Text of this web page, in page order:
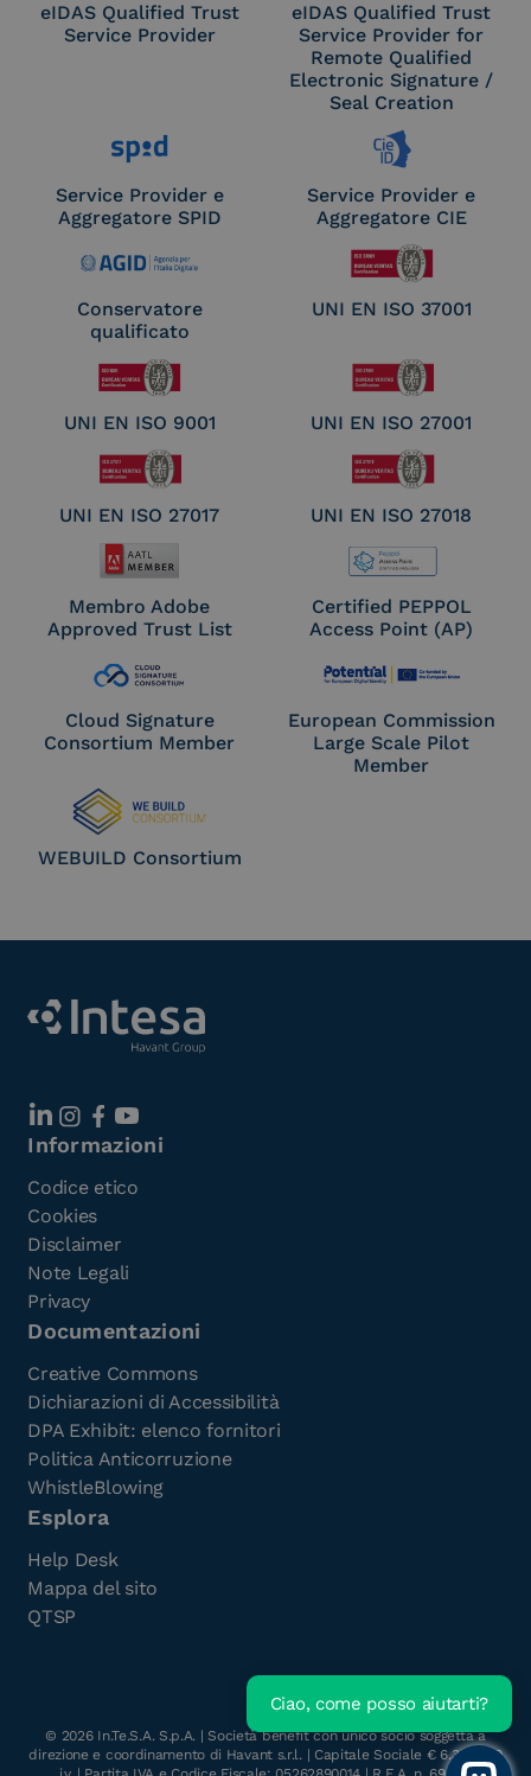
eIDAS Qualified Trust
Service Provider
eIDAS Qualified Trust
Service Provider for
Remote Qualified
Electronic Signature /
Seal Creation
Service Provider e
Aggregatore SPID
Service Provider e
Aggregatore CIE
Conservatore
qualificato
UNI EN ISO 37001
UNI EN ISO 9001 UNI EN ISO 27001
UNI EN ISO 27017 UNI EN ISO 27018
Membro Adobe
Approved Trust List
Certified PEPPOL
Access Point (AP)
Cloud Signature
Consortium Member
European Commission
Large Scale Pilot
Member
WEBUILD Consortium
Informazioni
Codice etico
Cookies
Disclaimer
Note Legali
Privacy
Documentazioni
Creative Commons
Dichiarazioni di Accessibilità
DPA Exhibit: elenco fornitori
Politica Anticorruzione
WhistleBlowing
Esplora
Help Desk
Mappa del sito
QTSP
© 2026In.Te.S.A. S.p.A. | Società benefit con unico socio soggetta a
direzione e coordinamento di Havant s.r.l. | Capitale Sociale € 6.300.000
Ciao, come posso aiutarti?